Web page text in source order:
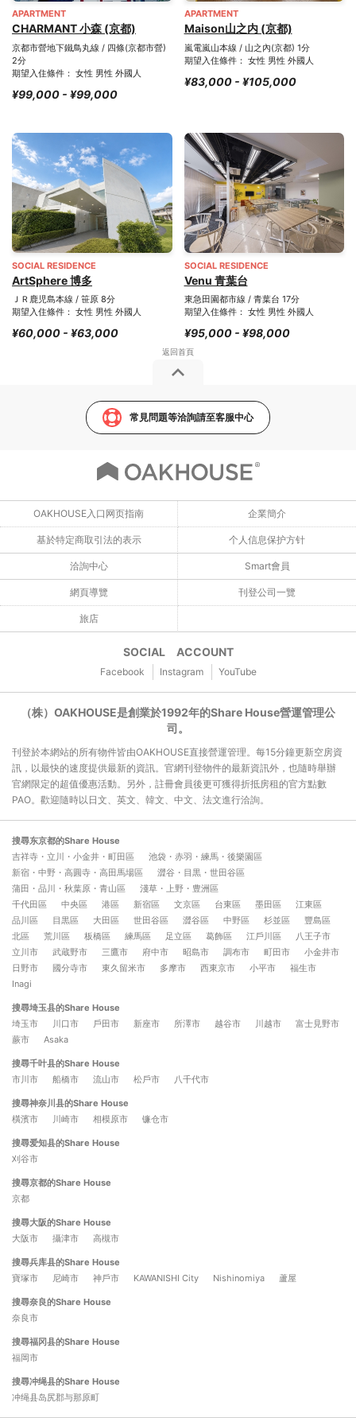
APARTMENT
CHARMANT 小森 (京都)
京都市營地下鐵鳥丸線 / 四條(京都市營)
2分
期望入住條件： 女性 男性 外國人
¥99,000 - ¥99,000
APARTMENT
Maison山之内 (京都)
嵐電嵐山本線 / 山之內(京都) 1分
期望入住條件： 女性 男性 外國人
¥83,000 - ¥105,000
SOCIAL RESIDENCE
ArtSphere 博多
ＪＲ鹿児島本線 / 笹原 8分
期望入住條件： 女性 男性 外國人
¥60,000 - ¥63,000
SOCIAL RESIDENCE
Venu 青葉台
東急田園都市線 / 青葉台 17分
期望入住條件： 女性 男性 外國人
¥95,000 - ¥98,000
常見問題等洽詢請至客服中心
OAKHOUSE入口网页指南 企業簡介
基於特定商取引法的表示 个人信息保护方针
洽詢中心 Smart會員
網頁導覽 刊登公司一覽
旅店
SOCIAL ACCOUNT
Facebook Instagram YouTube
（株）OAKHOUSE是創業於1992年的Share House營運管理公
司。
刊登於本網站的所有物件皆由OAKHOUSE直接營運管理。每15分鐘更新空房資
訊，以最快的速度提供最新的資訊。官網刊登物件的最新資訊外，也隨時舉辦
官網限定的超值優惠活動。另外，註冊會員後更可獲得折抵房租的官方點數
PAO。歡迎隨時以日文、英文、韓文、中文、法文進行洽詢。
搜尋东京都的Share House
吉祥寺・立川・小金井・町田區
池袋・赤羽・練馬・後樂園區
新宿・中野・高圓寺・高田馬場區
澀谷・目黒・世田谷區
蒲田・品川・秋葉原・青山區
淺草・上野・豊洲區
千代田區
中央區 港區 新宿區 文京區 台東區 墨田區
江東區
品川區
目黒區 大田區 世田谷區 澀谷區 中野區 杉並區
豐島區
北區
荒川區 板橋區 練馬區 足立區 葛飾區 江戶川區
八王子市
立川市
武蔵野市 三鷹市 府中市 昭島市 調布市 町田市
小金井市
日野市
國分寺市 東久留米市 多摩市 西東京市 小平市
福生市
Inagi
搜尋埼玉县的Share House
埼玉市
川口市 戶田市 新座市 所澤市 越谷市 川越市
富士見野市
蕨市
Asaka
搜尋千叶县的Share House
市川市
船橋市 流山市 松戶市 八千代市
搜尋神奈川县的Share House
橫濱市
川崎市 相模原市 镰仓市
搜尋爱知县的Share House
刈谷市
搜尋京都的Share House
京都
搜尋大阪的Share House
大阪市
攝津市 高槻市
搜尋兵库县的Share House
寶塚市
尼崎市 神戶市 KAWANISHI City Nishinomiya 蘆屋
搜尋奈良的Share House
奈良市
搜尋福冈县的Share House
福岡市
搜尋冲绳县的Share House
冲绳县岛尻郡与那原町